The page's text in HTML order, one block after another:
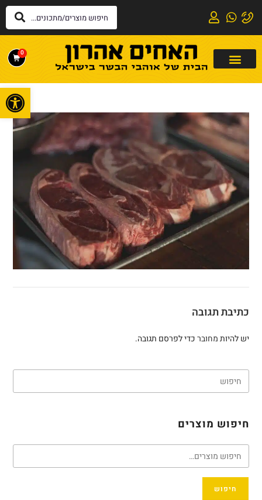
0
כתיבת תגובה
יש להיותמחוברכדי לפרסם תגובה.
חיפוש מוצרים
חיפוש